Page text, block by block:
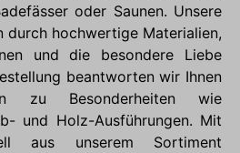
oder Saunen. Unsere
durch hochwertige Materialien,
und die besondere Liebe
beantworten wir Ihnen
zu Besonderheiten wie
und Holz-Ausführungen. Mit
aus unserem Sortiment